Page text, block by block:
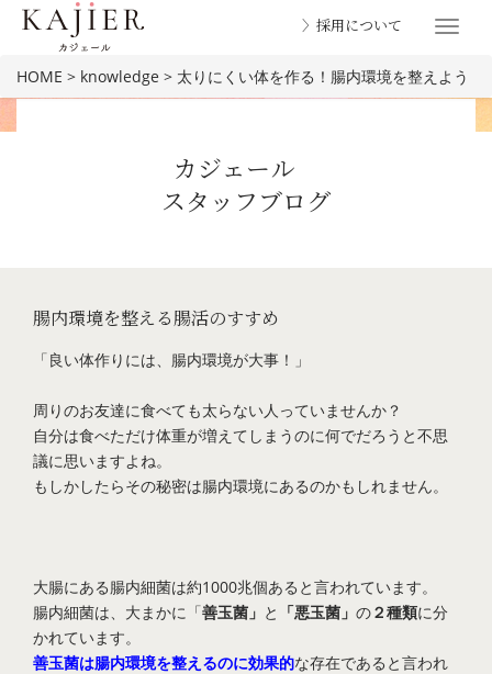
Toggle
〉採用について
HOME > knowledge > 太りにくい体を作る！腸内環境を整えよう
カジェール
スタッフブログ
腸内環境を整える腸活のすすめ
「良い体作りには、腸内環境が大事！」
周りのお友達に食べても太らない人っていませんか？
自分は食べただけ体重が増えてしまうのに何でだろうと不思
議に思いますよね。
もしかしたらその秘密は腸内環境にあるのかもしれません。
大腸にある腸内細菌は約1000兆個あると言われています。
腸内細菌は、大まかに「善玉菌」 と 「悪玉菌」 の２種類に分
かれています。
善玉菌は腸内環境を整えるのに効果的な存在であると言われ